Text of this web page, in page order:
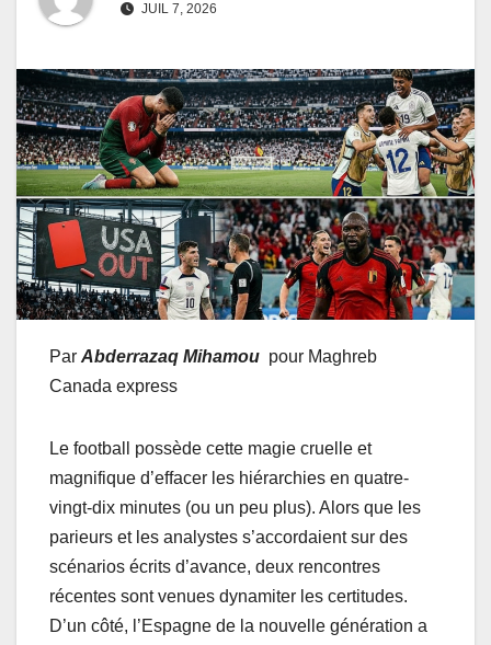
JUIL 7, 2026
Par Abderrazaq Mihamou pour Maghreb
Canada express
Le football possède cette magie cruelle et
magnifique d’effacer les hiérarchies en quatre-
vingt-dix minutes (ou un peu plus). Alors que les
parieurs et les analystes s’accordaient sur des
scénarios écrits d’avance, deux rencontres
récentes sont venues dynamiter les certitudes.
D’un côté, l’Espagne de la nouvelle génération a